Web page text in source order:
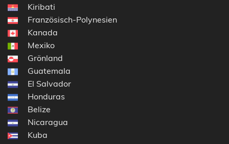
Kiribati
Französisch-Polynesien
Kanada
Mexiko
Grönland
Guatemala
El Salvador
Honduras
Belize
Nicaragua
Kuba